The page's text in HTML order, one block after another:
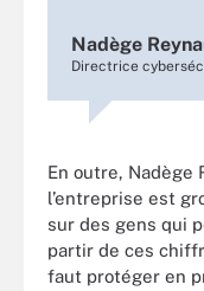
Nadège
Directrice
En outre, Nadège
l’entreprise est
sur des gens qui
partir de ces
faut protéger en